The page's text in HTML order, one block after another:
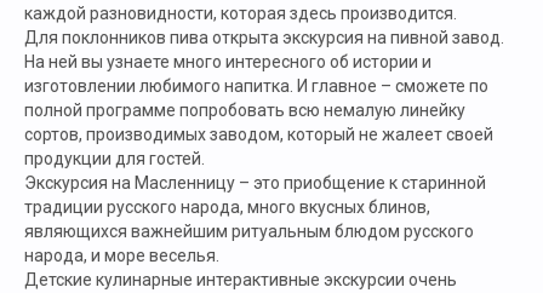
каждой разновидности, которая здесь производится.
Для поклонников пива открыта экскурсия на пивной завод.
На ней вы узнаете много интересного об истории и
изготовлении любимого напитка. И главное – сможете по
полной программе попробовать всю немалую линейку
сортов, производимых заводом, который не жалеет своей
продукции для гостей.
Экскурсия на Масленницу – это приобщение к старинной
традиции русского народа, много вкусных блинов,
являющихся важнейшим ритуальным блюдом русского
народа, и море веселья.
Детские кулинарные интерактивные экскурсии очень